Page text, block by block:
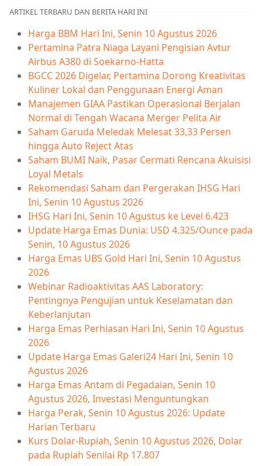
ARTIKEL TERBARU DAN BERITA HARI INI
Harga BBM Hari Ini, Senin 10 Agustus 2026
Pertamina Patra Niaga Layani Pengisian Avtur
Airbus A380 di Soekarno-Hatta
BGCC 2026 Digelar, Pertamina Dorong Kreativitas
Kuliner Lokal dan Penggunaan Energi Aman
Manajemen GIAA Pastikan Operasional Berjalan
Normal di Tengah Wacana Merger Pelita Air
Saham Garuda Meledak Melesat 33,33 Persen
hingga Auto Reject Atas
Saham BUMI Naik, Pasar Cermati Rencana Akuisisi
Loyal Metals
Rekomendasi Saham dan Pergerakan IHSG Hari
Ini, Senin 10 Agustus 2026
IHSG Hari Ini, Senin 10 Agustus ke Level 6.423
Update Harga Emas Dunia: USD 4.325/Ounce pada
Senin, 10 Agustus 2026
Harga Emas UBS Gold Hari Ini, Senin 10 Agustus
2026
Webinar Radioaktivitas AAS Laboratory:
Pentingnya Pengujian untuk Keselamatan dan
Keberlanjutan
Harga Emas Perhiasan Hari Ini, Senin 10 Agustus
2026
Update Harga Emas Galeri24 Hari Ini, Senin 10
Agustus 2026
Harga Emas Antam di Pegadaian, Senin 10
Agustus 2026, Investasi Menguntungkan
Harga Perak, Senin 10 Agustus 2026: Update
Harian Terbaru
Kurs Dolar-Rupiah, Senin 10 Agustus 2026, Dolar
pada Rupiah Senilai Rp 17.807